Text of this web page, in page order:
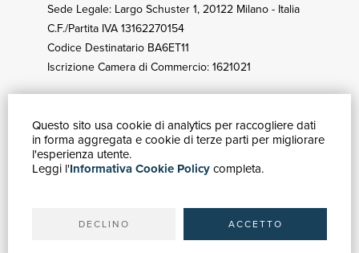
Questo sito usa cookie di analytics per raccogliere dati
in forma aggregata e cookie di terze parti per migliorare
l'esperienza utente.
Leggi l'Informativa Cookie Policycompleta.
DECLINO ACCETTO
Sede Legale: Largo Schuster 1, 20122 Milano - Italia
C.F./Partita IVA 13162270154
Codice Destinatario BA6ET11
Iscrizione Camera di Commercio: 1621021
GUIDA ACQUISTI
Catalogo
Ricerca avanzata
Spedizioni